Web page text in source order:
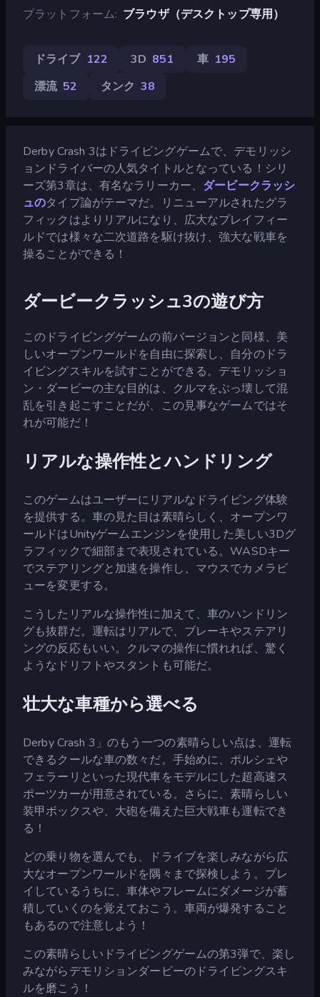
プラットフォーム ブラウザ（デスクトップ専用）
ドライブ 122 3D 851 車 195
漂流 52 タンク 38
Derby Crash 3はドライビングゲームで、デモリッシ
ョンドライバーの人気タイトルとなっている！シリ
ーズ第3章は、有名なラリーカー、 ダービークラッシ
ュのタイプ論がテーマだ。リニューアルされたグラ
フィックはよりリアルになり、広大なプレイフィー
ルドでは様々な二次道路を駆け抜け、強大な戦車を
操ることができる！
ダービークラッシュ3の遊び方
このドライビングゲームの前バージョンと同様、美
しいオープンワールドを自由に探索し、自分のドラ
イビングスキルを試すことができる。デモリッショ
ン・ダービーの主な目的は、クルマをぶっ壊して混
乱を引き起こすことだが、この見事なゲームではそ
れが可能だ！
リアルな操作性とハンドリング
このゲームはユーザーにリアルなドライビング体験
を提供する。車の見た目は素晴らしく、オープンワ
ールドはUnityゲームエンジンを使用した美しい3Dグ
ラフィックで細部まで表現されている。WASDキー
でステアリングと加速を操作し、マウスでカメラビ
ューを変更する。
こうしたリアルな操作性に加えて、車のハンドリン
グも抜群だ。運転はリアルで、ブレーキやステアリ
ングの反応もいい。クルマの操作に慣れれば、驚く
ようなドリフトやスタントも可能だ。
壮大な車種から選べる
Derby Crash 3」のもう一つの素晴らしい点は、運転
できるクールな車の数々だ。手始めに、ポルシェや
フェラーリといった現代車をモデルにした超高速ス
ポーツカーが用意されている。さらに、素晴らしい
装甲ボックスや、大砲を備えた巨大戦車も運転でき
る！
どの乗り物を選んでも、ドライブを楽しみながら広
大なオープンワールドを隅々まで探検しよう。プレ
イしているうちに、車体やフレームにダメージが蓄
積していくのを覚えておこう。車両が爆発すること
もあるので注意しよう！
この素晴らしいドライビングゲームの第3弾で、楽し
みながらデモリションダービーのドライビングスキ
ルを磨こう！